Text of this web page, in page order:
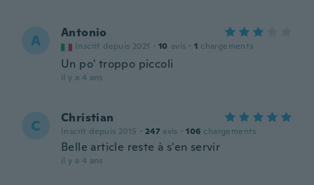
A Antonio
Inscrit depuis 2021 · 10 avis · 1 chargements
Un po' troppo piccoli
il y a 4 ans
C Christian
Inscrit depuis 2015 · 247 avis · 106 chargements
Belle article reste à s'en servir
il y a 4 ans